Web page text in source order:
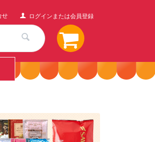
ログインまたは会員登録
せ